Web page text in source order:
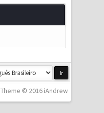
Theme © 2016 iAndrew